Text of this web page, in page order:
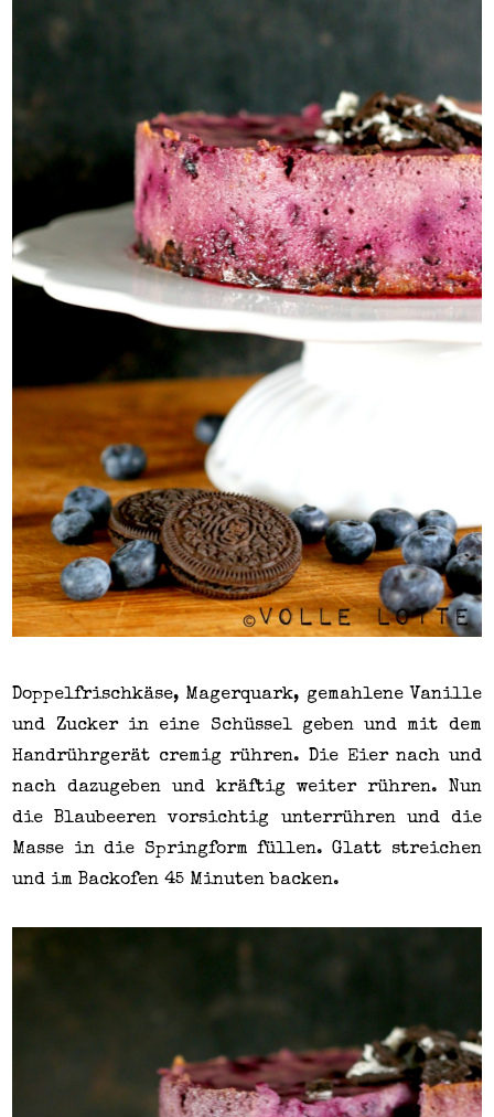
Doppelfrischkäse, Magerquark, gemahlene Vanille
und Zucker in eine Schüssel geben und mit dem
Handrührgerät cremig rühren. Die Eier nach und
nach dazugeben und kräftig weiter rühren. Nun
die Blaubeeren vorsichtig unterrühren und die
Masse in die Springform füllen. Glatt streichen
und im Backofen 45 Minuten backen.